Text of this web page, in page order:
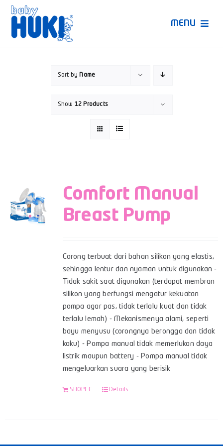
Skip
content
MENU
Sort by Name
Show 12 Products
Comfort Manual
Breast Pump
Corong terbuat dari bahan silikon yang elastis,
sehingga lentur dan nyaman untuk digunakan -
Tidak sakit saat digunakan (terdapat membran
silikon yang berfungsi mengatur kekuatan
pompa agar pas, tidak terlalu kuat dan tidak
terlalu lemah) - Mekanismenya alami, seperti
bayu menyusu (corongnya berongga dan tidak
kaku) - Pompa manual tidak memerlukan daya
listrik maupun battery - Pompa manual tidak
mengeluarkan suara yang berisik
SHOPEE Details